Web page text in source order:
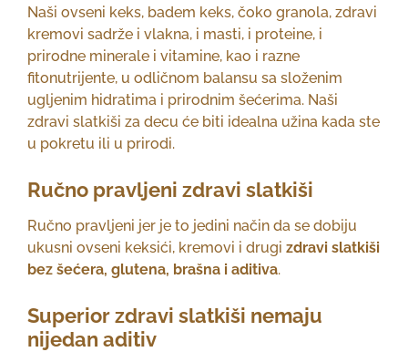
Naši ovseni keks, badem keks, čoko granola, zdravi
kremovi sadrže i vlakna, i masti, i proteine, i
prirodne minerale i vitamine, kao i razne
fitonutrijente, u odličnom balansu sa složenim
ugljenim hidratima i prirodnim šećerima. Naši
zdravi slatkiši za decu će biti idealna užina kada ste
u pokretu ili u prirodi.
Ručno pravljeni zdravi slatkiši
Ručno pravljeni jer je to jedini način da se dobiju
ukusni ovseni keksići, kremovi i drugi zdravi slatkiši
bez šećera, glutena, brašna i aditiva.
Superior zdravi slatkiši nemaju
nijedan aditiv